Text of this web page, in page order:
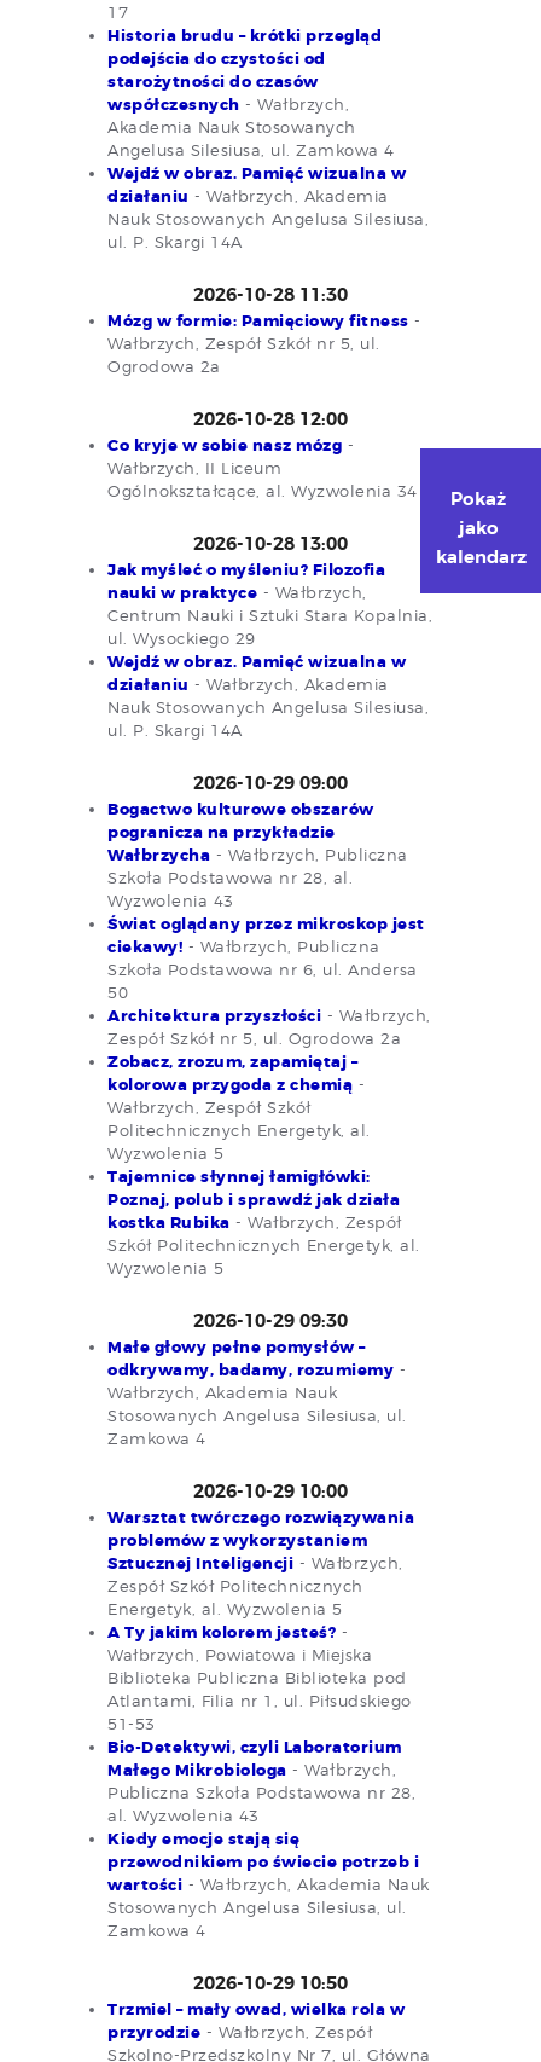
Pokaż
jako
kalendarz
17
Historia brudu – krótki przegląd
podejścia do czystości od
starożytności do czasów
współczesnych - Wałbrzych,
Akademia Nauk Stosowanych
Angelusa Silesiusa, ul. Zamkowa 4
Wejdź w obraz. Pamięć wizualna w
działaniu - Wałbrzych, Akademia
Nauk Stosowanych Angelusa Silesiusa,
ul. P. Skargi 14A
2026-10-28 11:30
Mózg w formie: Pamięciowy fitness -
Wałbrzych, Zespół Szkół nr 5, ul.
Ogrodowa 2a
2026-10-28 12:00
Co kryje w sobie nasz mózg -
Wałbrzych, II Liceum
Ogólnokształcące, al. Wyzwolenia 34
2026-10-28 13:00
Jak myśleć o myśleniu? Filozofia
nauki w praktyce - Wałbrzych,
Centrum Nauki i Sztuki Stara Kopalnia,
ul. Wysockiego 29
Wejdź w obraz. Pamięć wizualna w
działaniu - Wałbrzych, Akademia
Nauk Stosowanych Angelusa Silesiusa,
ul. P. Skargi 14A
2026-10-29 09:00
Bogactwo kulturowe obszarów
pogranicza na przykładzie
Wałbrzycha - Wałbrzych, Publiczna
Szkoła Podstawowa nr 28, al.
Wyzwolenia 43
Świat oglądany przez mikroskop jest
ciekawy! - Wałbrzych, Publiczna
Szkoła Podstawowa nr 6, ul. Andersa
50
Architektura przyszłości - Wałbrzych,
Zespół Szkół nr 5, ul. Ogrodowa 2a
Zobacz, zrozum, zapamiętaj –
kolorowa przygoda z chemią -
Wałbrzych, Zespół Szkół
Politechnicznych Energetyk, al.
Wyzwolenia 5
Tajemnice słynnej łamigłówki:
Poznaj, polub i sprawdź jak działa
kostka Rubika - Wałbrzych, Zespół
Szkół Politechnicznych Energetyk, al.
Wyzwolenia 5
2026-10-29 09:30
Małe głowy pełne pomysłów –
odkrywamy, badamy, rozumiemy -
Wałbrzych, Akademia Nauk
Stosowanych Angelusa Silesiusa, ul.
Zamkowa 4
2026-10-29 10:00
Warsztat twórczego rozwiązywania
problemów z wykorzystaniem
Sztucznej Inteligencji - Wałbrzych,
Zespół Szkół Politechnicznych
Energetyk, al. Wyzwolenia 5
A Ty jakim kolorem jesteś? -
Wałbrzych, Powiatowa i Miejska
Biblioteka Publiczna Biblioteka pod
Atlantami, Filia nr 1, ul. Piłsudskiego
51-53
Bio-Detektywi, czyli Laboratorium
Małego Mikrobiologa - Wałbrzych,
Publiczna Szkoła Podstawowa nr 28,
al. Wyzwolenia 43
Kiedy emocje stają się
przewodnikiem po świecie potrzeb i
wartości - Wałbrzych, Akademia Nauk
Stosowanych Angelusa Silesiusa, ul.
Zamkowa 4
2026-10-29 10:50
Trzmiel – mały owad, wielka rola w
przyrodzie - Wałbrzych, Zespół
Szkolno-Przedszkolny Nr 7, ul. Główna